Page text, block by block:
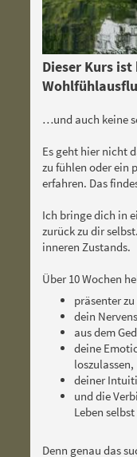
Dieser Kurs
…und auch keine
Es geht hier nicht
zu fühlen oder ein
erfahren. Das
Ich bringe dich in
zurück zu dir
inneren Zustands.
Über 10 Wochen
präsenter
dein
aus dem
deine
loszulassen,
deiner
und die
Leben
Denn genau das